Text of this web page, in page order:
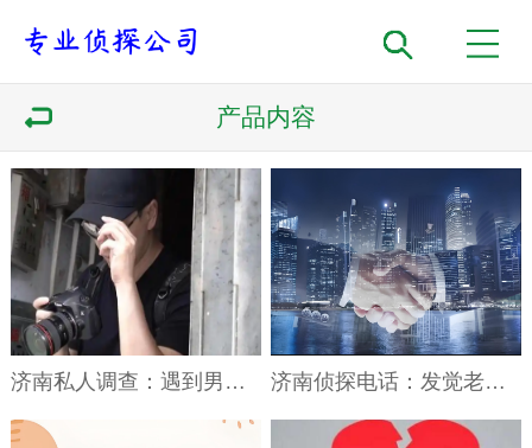
产品内容
济南私人调查：遇到男方出轨造成的离婚问题怎样解决 济南侦探电话：发觉老公精神出轨是否可起诉离婚